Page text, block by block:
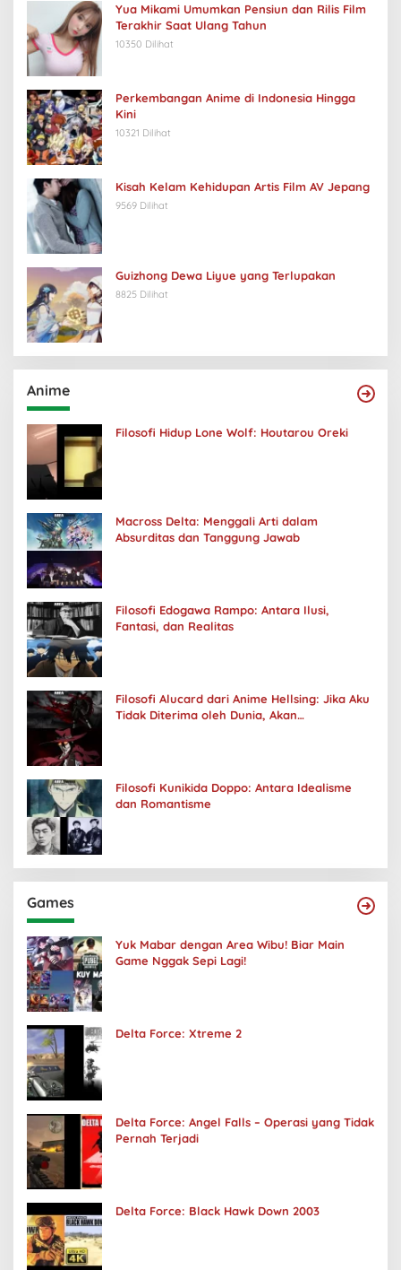
Yua Mikami Umumkan Pensiun dan Rilis Film
Terakhir Saat Ulang Tahun
10350 Dilihat
Perkembangan Anime di Indonesia Hingga
Kini
10321 Dilihat
Kisah Kelam Kehidupan Artis Film AV Jepang
9569 Dilihat
Guizhong Dewa Liyue yang Terlupakan
8825 Dilihat
Anime
Filosofi Hidup Lone Wolf: Houtarou Oreki
Macross Delta: Menggali Arti dalam
Absurditas dan Tanggung Jawab
Filosofi Edogawa Rampo: Antara Ilusi,
Fantasi, dan Realitas
Filosofi Alucard dari Anime Hellsing: Jika Aku
Tidak Diterima oleh Dunia, Akan
Filosofi Kunikida Doppo: Antara Idealisme
dan Romantisme
Games
Yuk Mabar dengan Area Wibu! Biar Main
Game Nggak Sepi Lagi!
Delta Force: Xtreme 2
Delta Force: Angel Falls – Operasi yang Tidak
Pernah Terjadi
Delta Force: Black Hawk Down 2003